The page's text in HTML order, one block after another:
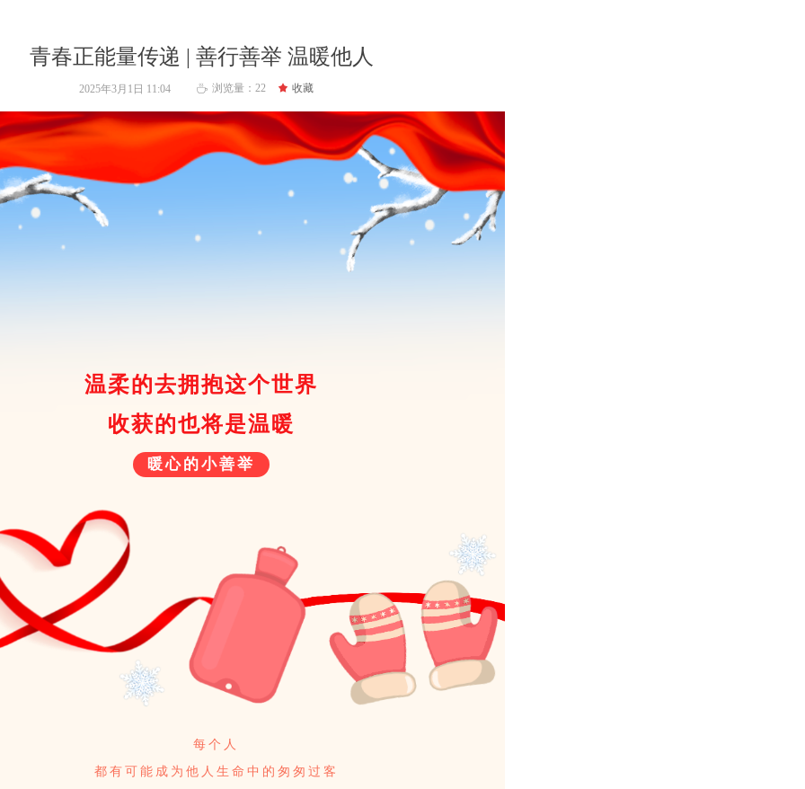
青春正能量传递 | 善行善举 温暖他人
温柔的去拥抱这个世界
收获的也将是温暖
暖心的小善举
每个人
都有可能成为他人生命中的匆匆过客
2025年3月1日 11:04 ꄘ 浏览量： 22 끄 收藏